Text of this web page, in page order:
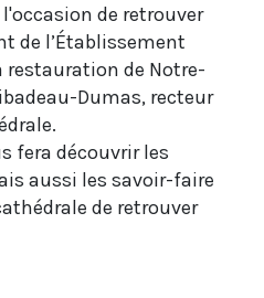
de retrouver
de l’Établissement
restauration de Notre-
Dumas, recteur
fera découvrir les
aussi les savoir-faire
de retrouver